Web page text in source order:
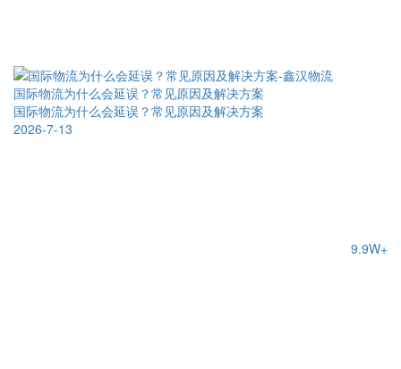
国际物流为什么会延误？常见原因及解决方案
国际物流为什么会延误？常见原因及解决方案
2026-7-13
9.9W+